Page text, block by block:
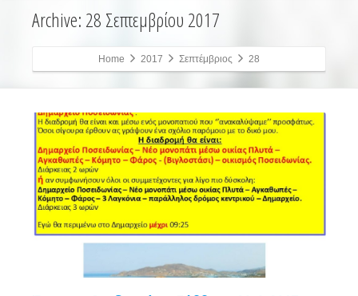
Archive: 28 Σεπτεμβρίου 2017
Home 2017 Σεπτέμβριος 28